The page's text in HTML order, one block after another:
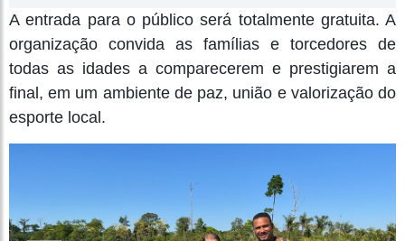
A entrada para o público será totalmente gratuita. A
organização convida as famílias e torcedores de
todas as idades a comparecerem e prestigiarem a
final, em um ambiente de paz, união e valorização do
esporte local.